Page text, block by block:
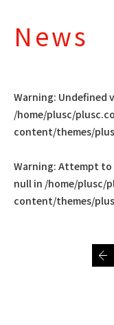
News
Warning: Undefined
/home/plusc/
content/themes/
Warning: Attempt to
null in /home/plusc/
content/themes/